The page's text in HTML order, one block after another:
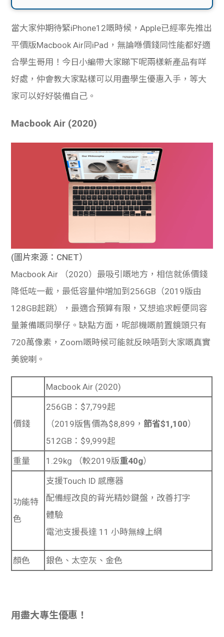
機
網上
貸款
計數
機
de
校園
理財
Gui
de
學生
貸款
101
當大家仲期待緊iPhone12嘅時候，Apple已經率先推出
平價版Macbook Air同iPad，無論喺價錢同性能都好適
合學生哥用！今日小編帶大家睇下呢兩樣新產品有咩
好處，仲會教大家點樣可以用盡學生優惠入手，等大
家可以好好裝備自己。
Macbook Air (2020)
(圖片來源：CNET）
Macbook Air （2020）最吸引嘅地方，相信就係價錢
降低咗一截，最低容量仲增加到256GB（2019版由
128GB起跳），最適合預算有限，又想追求輕便同容
量兼備嘅同學仔。缺點方面，呢部機嘅前置鏡頭只有
720萬像素，Zoom嘅時候可能就反映唔到大家嘅真實
美貌喇。
Macbook Air (2020)
價錢
256GB：$7,799起
（2019版售價為$8,899， 節省$1,100）
512GB：$9,999起
重量
1.29kg （較2019版重40g）
功能特
色
支援Touch ID 感應器
配備經改良的背光精妙鍵盤，改善打字
體驗
電池支援長達 11 小時無線上網
顏色 銀色、太空灰、金色
用盡大專生優惠！